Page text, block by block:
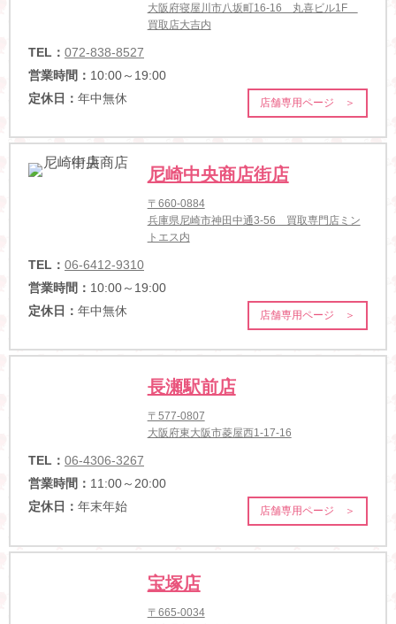
大阪府寝屋川市八坂町16-16 丸喜ビル1F
買取店大吉内
TEL： 072-838-8527
営業時間： 10:00～19:00
定休日： 年中無休 店舗専用ページ ＞
尼崎中央商店街店
〒660-0884
兵庫県尼崎市神田中通3-56 買取専門店ミン
トエス内
TEL： 06-6412-9310
営業時間： 10:00～19:00
定休日： 年中無休 店舗専用ページ ＞
長瀬駅前店
〒577-0807
大阪府東大阪市菱屋西1-17-16
TEL： 06-4306-3267
営業時間： 11:00～20:00
定休日： 年末年始 店舗専用ページ ＞
宝塚店
〒665-0034